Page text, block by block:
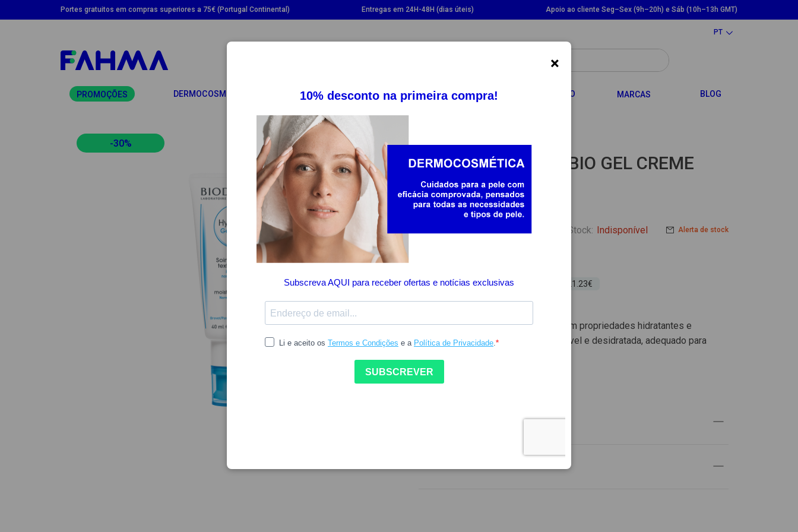
Portes gratuitos em compras superiores a 75€ (Portugal Continental) Entregas em 24H-48H (dias úteis) Apoio ao cliente Seg–Sex (9h–20h) e Sáb (10h–13h GMT)
PT
PROMOÇÕES DERMOCOSMÉTICA TOGGLE DROPDOWN
SUPLEMENTOSTOGGLE DROPDOWN
SAÚDETOGGLE DROPDOWN
BEBÉ E MAMÃ TOGGLE DROPDOWN
CABELOTOGGLE DROPDOWN
MARCAS BLOG
-30%
BIODERMA HYDRABIO GEL CREME
40ML
6980912
24.95 Stock: Indisponível Alerta de stock
Preço mais baixo dos últimos 30 dias: 21.23€
Aplique diariamente este produto com propriedades hidratantes e
refrescantes para tratar a pele sensível e desidratada, adequado para
Indisponível
DETALHES DO PRODUTO
×